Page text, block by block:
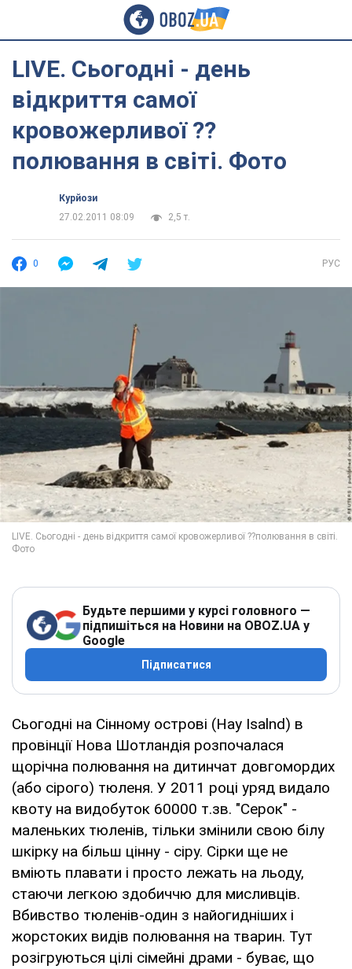
LIVE. Сьогодні - день
відкриття самої
кровожерливої ??
полювання в світі. Фото
Курйози
27.02.2011 08:09
2,5 т.
0 РУС
Будьте першими у курсі головного —
підпишіться на Новини на OBOZ.UA у
Google
Підписатися
Сьогодні на Сінному острові (Hay Isalnd) в
провінції Нова Шотландія розпочалася
щорічна полювання на дитинчат довгомордих
(або сірого) тюленя. У 2011 році уряд видало
квоту на видобуток 60000 т.зв. "Серок" -
маленьких тюленів, тільки змінили свою білу
шкірку на більш цінну - сіру. Сірки ще не
вміють плавати і просто лежать на льоду,
стаючи легкою здобиччю для мисливців.
Вбивство тюленів-один з найогидніших і
жорстоких видів полювання на тварин. Тут
розігруються цілі сімейні драми - буває, що